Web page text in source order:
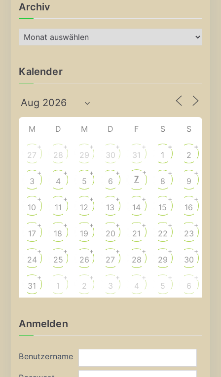
Archiv
r
h
v
Kalender
M D M D F S S
27
+
28
+
29
+
30
+
31
+
1
+
2
+
3
+
4
+
5
+
6
+
7
+
8
+
9
+
10
+
11
+
12
+
13
+
14
+
15
+
16
+
17
+
18
+
19
+
20
+
21
+
22
+
23
+
24
+
25
+
26
+
27
+
28
+
29
+
30
+
31
+
1
+
2
+
3
+
4
+
5
+
6
+
Anmelden
Benutzername